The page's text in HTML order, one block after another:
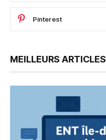
Pinterest
MEILLEURS ARTICLES